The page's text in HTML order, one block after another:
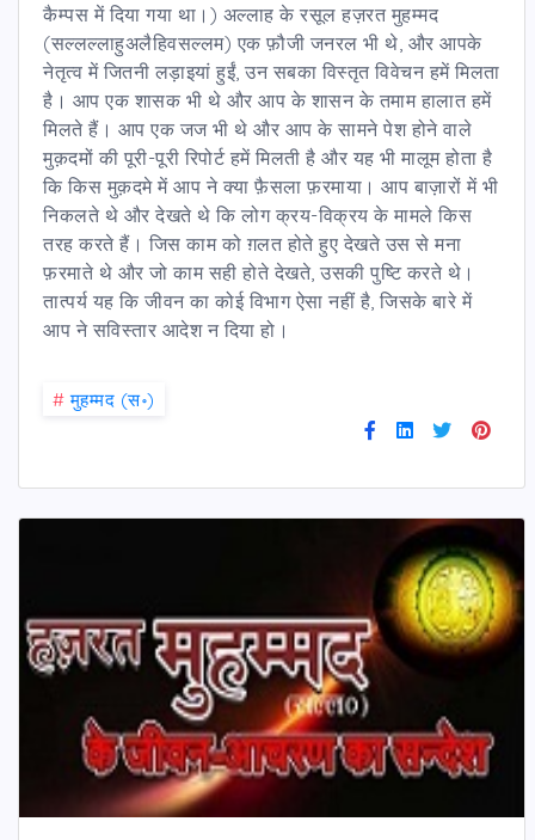
कैम्पस में दिया गया था।) अल्लाह के रसूल हज़रत मुहम्मद
(सल्लल्लाहुअलैहिवसल्लम) एक फ़ौजी जनरल भी थे, और आपके
नेतृत्व में जितनी लड़ाइयां हुईं, उन सबका विस्तृत विवेचन हमें मिलता
है। आप एक शासक भी थे और आप के शासन के तमाम हालात हमें
मिलते हैं। आप एक जज भी थे और आप के सामने पेश होने वाले
मुक़दमों की पूरी-पूरी रिपोर्ट हमें मिलती है और यह भी मालूम होता है
कि किस मुक़दमे में आप ने क्या फ़ैसला फ़रमाया। आप बाज़ारों में भी
निकलते थे और देखते थे कि लोग क्रय-विक्रय के मामले किस
तरह करते हैं। जिस काम को ग़लत होते हुए देखते उस से मना
फ़रमाते थे और जो काम सही होते देखते, उसकी पुष्टि करते थे।
तात्पर्य यह कि जीवन का कोई विभाग ऐसा नहीं है, जिसके बारे में
आप ने सविस्तार आदेश न दिया हो।
# मुहम्मद (स॰)